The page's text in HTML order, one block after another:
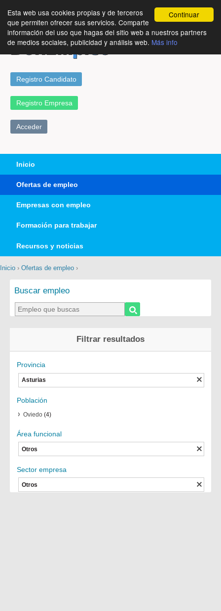
Continuar
Esta web usa cookies propias y de terceros
que permiten ofrecer sus servicios. Comparte
información del uso que hagas del sitio web a nuestros partners
de medios sociales, publicidad y análisis web. Más info
Registro Candidato
Registro Empresa
Acceder
Inicio
Ofertas de empleo
Empresas con empleo
Formación para trabajar
Recursos y noticias
Inicio › Ofertas de empleo ›
Buscar empleo
Filtrar resultados
Provincia
Asturias
Población
Oviedo(4)
Área funcional
Otros
Sector empresa
Otros